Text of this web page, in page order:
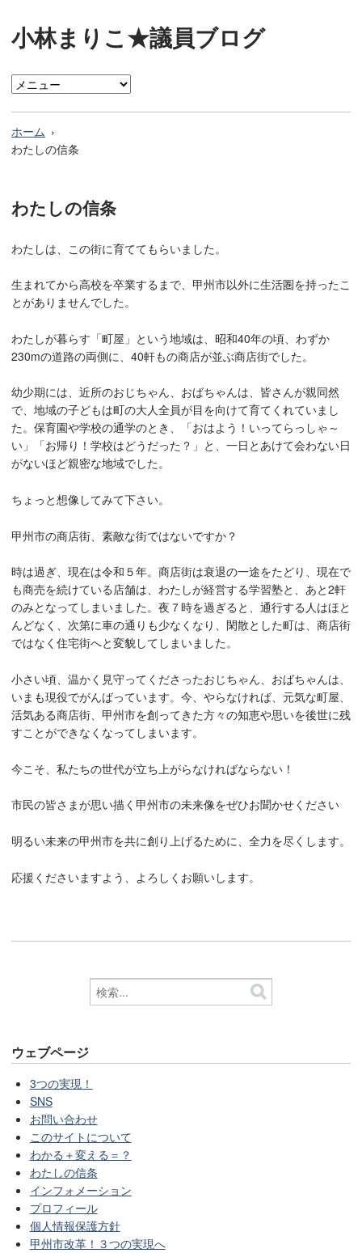
小林まりこ★議員ブログ
ホーム
わたしの信条
わたしの信条
わたしは、この街に育ててもらいました。
生まれてから高校を卒業するまで、甲州市以外に生活圏を持ったこ
とがありませんでした。
わたしが暮らす「町屋」という地域は、昭和40年の頃、わずか
230mの道路の両側に、40軒もの商店が並ぶ商店街でした。
幼少期には、近所のおじちゃん、おばちゃんは、皆さんが親同然
で、地域の子どもは町の大人全員が目を向けて育てくれていまし
た。保育園や学校の通学のとき、「おはよう！いってらっしゃ～
い」「お帰り！学校はどうだった？」と、一日とあけて会わない日
がないほど親密な地域でした。
ちょっと想像してみて下さい。
甲州市の商店街、素敵な街ではないですか？
時は過ぎ、現在は令和５年。商店街は衰退の一途をたどり、現在で
も商売を続けている店舗は、わたしが経営する学習塾と、あと2軒
のみとなってしまいました。夜７時を過ぎると、通行する人はほと
んどなく、次第に車の通りも少なくなり、閑散とした町は、商店街
ではなく住宅街へと変貌してしまいました。
小さい頃、温かく見守ってくださったおじちゃん、おばちゃんは、
いまも現役でがんばっています。今、やらなければ、元気な町屋、
活気ある商店街、甲州市を創ってきた方々の知恵や思いを後世に残
すことができなくなってしまいます。
今こそ、私たちの世代が立ち上がらなければならない！
市民の皆さまが思い描く甲州市の未来像をぜひお聞かせください
明るい未来の甲州市を共に創り上げるために、全力を尽くします。
応援くださいますよう、よろしくお願いします。
ウェブページ
3つの実現！
SNS
お問い合わせ
このサイトについて
わかる＋変える＝？
わたしの信条
インフォメーション
プロフィール
個人情報保護方針
甲州市改革！３つの実現へ